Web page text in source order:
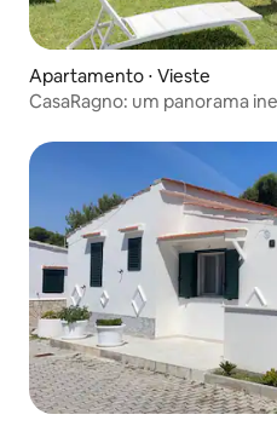
Apartamento ⋅ Vieste
CasaRagno: um panorama